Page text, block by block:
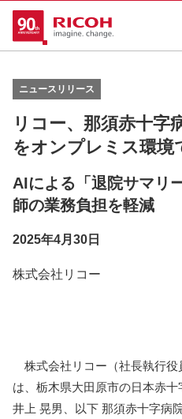
ニュースリリース
リコー、那須赤十字
をオンプレミス環境
AIによる「退院サマリ
師の業務負担を軽減
2025年4月30日
株式会社リコー
株式会社リコー（社長執行
は、栃木県大田原市の日本赤十
井上 晃男、以下 那須赤十字病